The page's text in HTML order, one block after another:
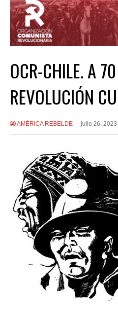
OCR-CHILE. A
REVOLUCIÓN
AMÉRICA REBELDE julio 26,